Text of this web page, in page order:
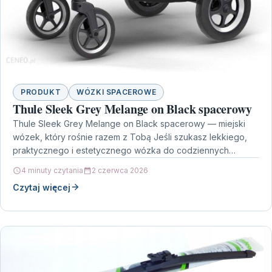
PRODUKT WÓZKI SPACEROWE
Thule Sleek Grey Melange on Black spacerowy
Thule Sleek Grey Melange on Black spacerowy — miejski
wózek, który rośnie razem z Tobą Jeśli szukasz lekkiego,
praktycznego i estetycznego wózka do codziennych…
4 minuty czytania 2 czerwca 2026
Czytaj więcej